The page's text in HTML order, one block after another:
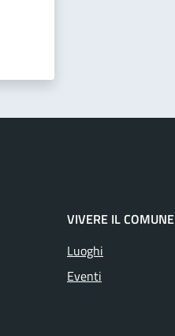
VIVERE IL COMUNE
Luoghi
Eventi